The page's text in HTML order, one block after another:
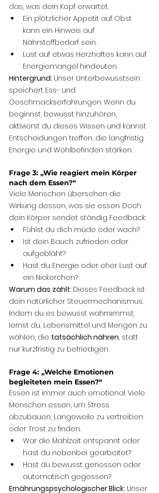
das, was dein Kopf erwartet.
Ein plötzlicher Appetit auf Obst
kann ein Hinweis auf
Nährstoffbedarf sein.
Lust auf etwas Herzhaftes kann auf
Energiemangel hindeuten.
Hintergrund: Unser Unterbewusstsein
speichert Ess- und
Geschmackserfahrungen. Wenn du
beginnst, bewusst hinzuhören,
aktivierst du dieses Wissen und kannst
Entscheidungen treffen, die langfristig
Energie und Wohlbefinden stärken.
Frage 3: „Wie reagiert mein Körper
nach dem Essen?“
Viele Menschen übersehen die
Wirkung dessen, was sie essen. Doch
dein Körper sendet ständig Feedback:
Fühlst du dich müde oder wach?
Ist dein Bauch zufrieden oder
aufgebläht?
Hast du Energie oder eher Lust auf
ein Nickerchen?
Warum das zählt: Dieses Feedback ist
dein natürlicher Steuermechanismus.
Indem du es bewusst wahrnimmst,
lernst du, Lebensmittel und Mengen zu
wählen, die tatsächlich nähren, statt
nur kurzfristig zu befriedigen.
Frage 4: „Welche Emotionen
begleiteten mein Essen?“
Essen ist immer auch emotional. Viele
Menschen essen, um Stress
abzubauen, Langeweile zu vertreiben
oder Trost zu finden.
War die Mahlzeit entspannt oder
hast du nebenbei gearbeitet?
Hast du bewusst genossen oder
automatisch gegessen?
Ernährungspsychologischer Blick: Unser